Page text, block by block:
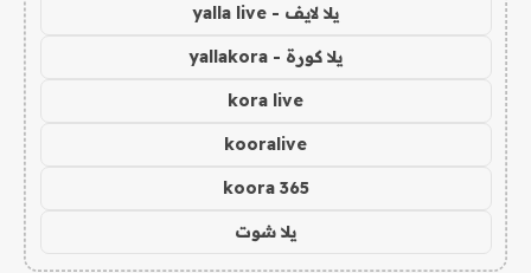
يلا لايف - yalla live
يلا كورة - yallakora
kora live
kooralive
koora 365
يلا شوت